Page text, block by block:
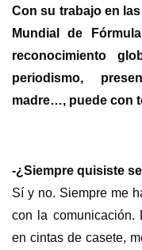
Con su trabajo en
Mundial de
reconocimiento
periodismo,
madre…, puede con
-¿Siempre quisiste
Sí y no. Siempre me
con la comunicación.
en cintas de casete,